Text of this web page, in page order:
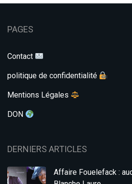
PAGES
Contact
politique de confidentialité
Mentions Légales
DON
DERNIERS ARTICLES
Affaire Fouelefack :